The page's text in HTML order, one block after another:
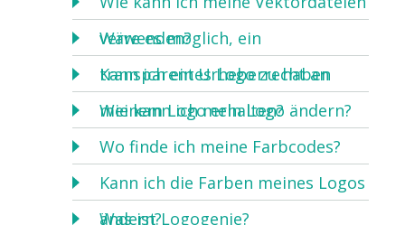
ANMELDEN
verwenden?
Wäre es möglich, ein
transparentes Logo zu haben
Kann ich ein Urheberrecht an
meinem Logo erhalten?
Wie kann ich mein Logo ändern?
Wo finde ich meine Farbcodes?
Kann ich die Farben meines Logos
ändern?
Was ist Logogenie?